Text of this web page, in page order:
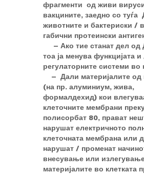
фрагменти од живи
вакцините, заедно со туѓа
животните и бактериски /
габични протеински
– Ако тие станат дел од
тоа ја менува функцијата
регулаторните системи во
– Дали материјалите од
(на пр. алуминиум, жива,
формалдехид) кои
клеточните мембрани
полисорбат 80, прават
нарушат електричното
клеточната мембрана или
нарушат / променат
внесување или
материјалите во клетката